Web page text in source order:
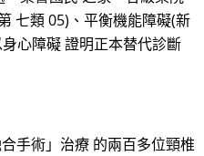
七類 05)、平衡機能障礙(新
心障礙 證明正本替代診斷
手術」治療 的兩百多位頸椎